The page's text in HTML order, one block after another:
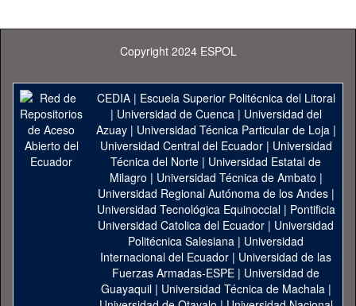
Copyright 2024 ESPOL
CEDIA| Escuela Superior Politécnica del Litoral
| Universidad de Cuenca| Universidad del
Azuay| Universidad Técnica Particular de Loja|
Universidad Central del Ecuador| Universidad
Técnica del Norte | Universidad Estatal de
Milagro | Universidad Técnica de Ambato |
Universidad Regional Autónoma de los Andes|
Universidad Tecnológica Equinoccial| Pontificia
Universidad Catolica del Ecuador | Universidad
Politécnica Salesiana | Universidad
Internacional del Ecuador | Universidad de las
Fuerzas Armadas-ESPE | Universidad de
Guayaquil| Universidad Técnica de Machala|